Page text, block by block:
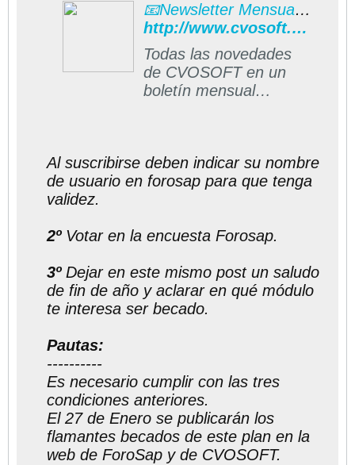
📧Newsletter Mensual CVOSOFT
http://www.cvosoft.com/boletines/boletines_esap.php#formulario
Todas las novedades
de CVOSOFT en un
boletín mensual
Al suscribirse deben indicar su nombre
de usuario en forosap para que tenga
validez.
2ºVotar en la encuesta Forosap.
3ºDejar en este mismo post un saludo
de fin de año y aclarar en qué módulo
te interesa ser becado.
Pautas:
----------
Es necesario cumplir con las tres
condiciones anteriores.
El 27 de Enero se publicarán los
flamantes becados de este plan en la
web de ForoSap y de CVOSOFT.